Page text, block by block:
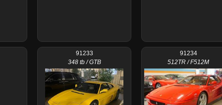
91233
348 tb / GTB
91234
512TR / F512M